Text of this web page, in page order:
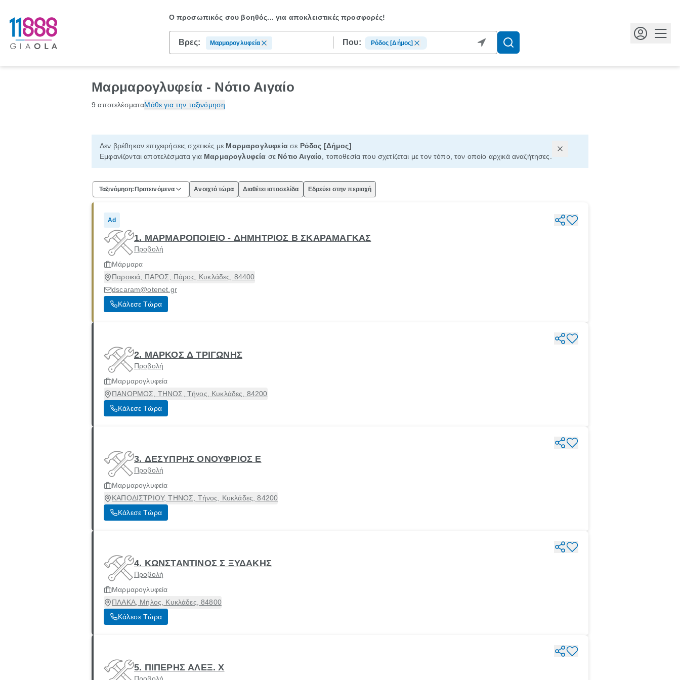
Ο προσωπικός σου βοηθός...για αποκλειστικές προσφορές!
Βρες: Μαρμαρογλυφεία Που: Ρόδος [Δήμος]
Μαρμαρογλυφεία - Νότιο Αιγαίο
9 αποτελέσματαΜάθε για την ταξινόμηση
Δεν βρέθηκαν επιχειρήσεις σχετικές με Μαρμαρογλυφείασε Ρόδος [Δήμος]
Εμφανίζονται αποτελέσματα για Μαρμαρογλυφεία σε Νότιο Αιγαίο , τοποθεσία που σχετίζεται με τον τόπο, τον οποίο αρχικά αναζήτησες.
Ταξινόμηση: Προτεινόμενα Ανοιχτό τώρα Διαθέτει ιστοσελίδα Εδρεύει στην περιοχή
Ad
1. ΜΑΡΜΑΡΟΠΟΙΕΙΟ - ΔΗΜΗΤΡΙΟΣ Β ΣΚΑΡΑΜΑΓΚΑΣ
Προβολή
Μάρμαρα
Παροικιά, ΠΑΡΟΣ, Πάρος, Κυκλάδες, 84400
dscaram@otenet.gr
Κάλεσε Τώρα
2. ΜΑΡΚΟΣ Δ ΤΡΙΓΩΝΗΣ
Προβολή
Μαρμαρογλυφεία
ΠΑΝΟΡΜΟΣ, ΤΗΝΟΣ, Τήνος, Κυκλάδες, 84200
Κάλεσε Τώρα
3. ΔΕΣΥΠΡΗΣ ΟΝΟΥΦΡΙΟΣ Ε
Προβολή
Μαρμαρογλυφεία
ΚΑΠΟΔΙΣΤΡΙΟΥ, ΤΗΝΟΣ, Τήνος, Κυκλάδες, 84200
Κάλεσε Τώρα
4. ΚΩΝΣΤΑΝΤΙΝΟΣ Σ ΞΥΔΑΚΗΣ
Προβολή
Μαρμαρογλυφεία
ΠΛΑΚΑ, Μήλος, Κυκλάδες, 84800
Κάλεσε Τώρα
5. ΠΙΠΕΡΗΣ ΑΛΕΞ. Χ
Προβολή